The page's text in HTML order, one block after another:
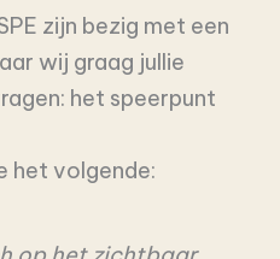
zijn bezig met een
wij graag jullie
het speerpunt
het volgende: